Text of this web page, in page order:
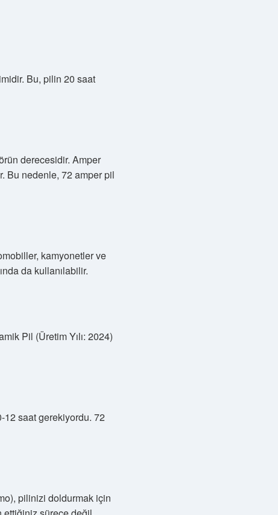
Bu, pilin 20 saat
derecesidir. Amper
Bu nedenle, 72 amper pil
kamyonetler ve
da kullanılabilir.
Pil (Üretim Yılı: 2024)
12 saat gerekiyordu. 72
pilinizi doldurmak için